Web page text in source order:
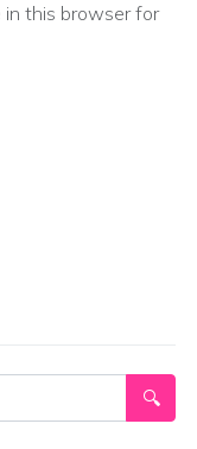
in this browser for